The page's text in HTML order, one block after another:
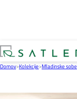
Domov>Kolekcije>Mladinske sobe